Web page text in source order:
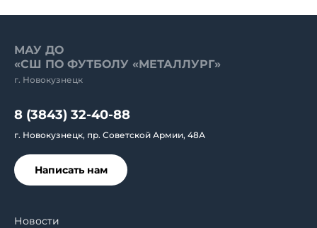
МАУ ДО
«СШ ПО ФУТБОЛУ «МЕТАЛЛУРГ»
г. Новокузнецк
8 (3843) 32-40-88
г. Новокузнецк, пр. Советской Армии, 48А
Написать нам
Новости